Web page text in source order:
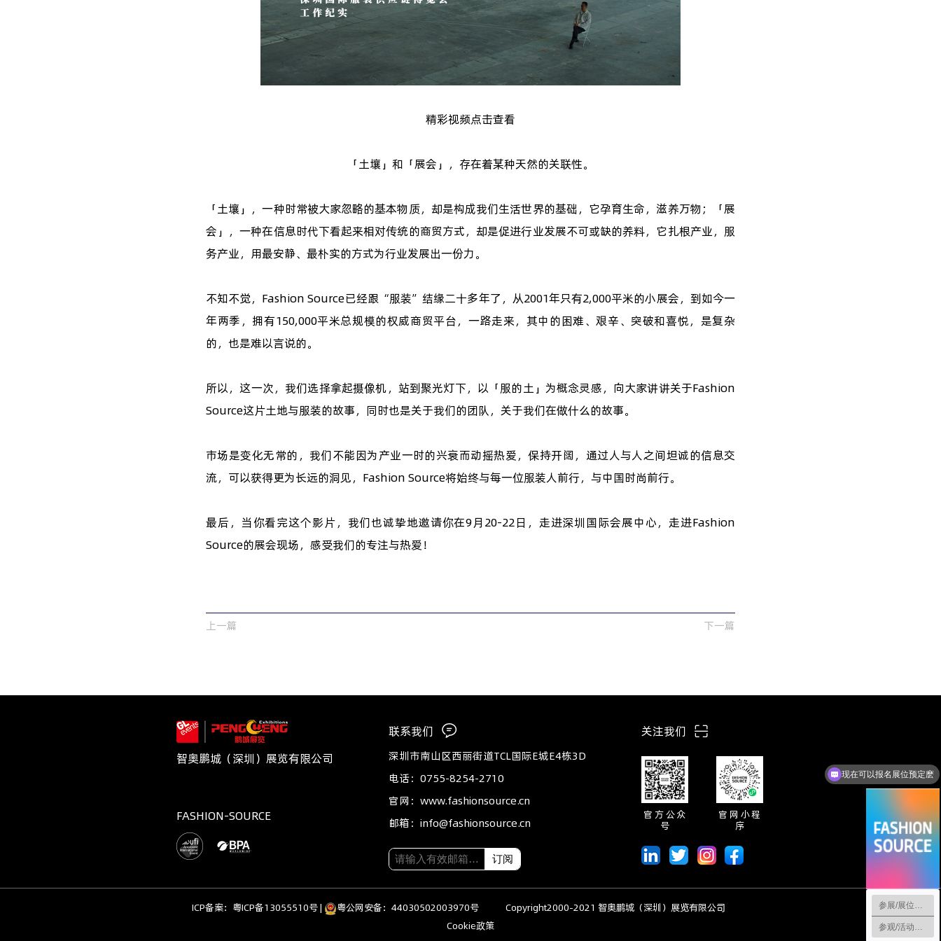
精彩视频点击查看
「土壤」和「展会」，存在着某种天然的关联性。
「土壤」，一种时常被大家忽略的基本物质，却是构成我们生活世界的基础，它孕育生命，滋养万物；「展
会」，一种在信息时代下看起来相对传统的商贸方式，却是促进行业发展不可或缺的养料，它扎根产业，服
务产业，用最安静、最朴实的方式为行业发展出一份力。
不知不觉，Fashion Source已经跟“服装”结缘二十多年了，从2001年只有2,000平米的小展会，到如今一
年两季，拥有150,000平米总规模的权威商贸平台，一路走来，其中的困难、艰辛、突破和喜悦，是复杂
的，也是难以言说的。
所以，这一次，我们选择拿起摄像机，站到聚光灯下，以「服的土」为概念灵感，向大家讲讲关于Fashion
Source这片土地与服装的故事，同时也是关于我们的团队，关于我们在做什么的故事。
市场是变化无常的，我们不能因为产业一时的兴衰而动摇热爱，保持开阔，通过人与人之间坦诚的信息交
流，可以获得更为长远的洞见，Fashion Source将始终与每一位服装人前行，与中国时尚前行。
最后，当你看完这个影片，我们也诚挚地邀请你在9月20-22日，走进深圳国际会展中心，走进Fashion
Source的展会现场，感受我们的专注与热爱！
上一篇 下一篇
智奥鹏城（深圳）展览有限公司
FASHION-SOURCE
联系我们
深圳市南山区西丽街道TCL国际E城E4栋3D
电话：0755-8254-2710
官网：www.fashionsource.cn
邮箱：info@fashionsource.cn
订阅
关注我们
官方公众
号
官网小程
序
ICP备案：粤ICP备13055510号| 粤公网安备：44030502003970号
Copyright2000-2021 智奥鹏城（深圳）展览有限公司
Cookie政策
参展/展位预定
参观/活动咨询
现在可以报名展位预定麽